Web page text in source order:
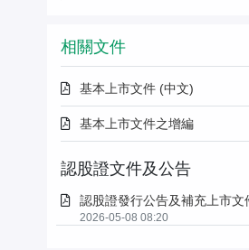
相關文件
基本上市文件 (中文)
基本上市文件之增編
認股證文件及公告
認股證發行公告及補充上市文
2026-05-08 08:20